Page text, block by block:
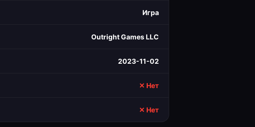
Игра
Outright Games LLC
2023-11-02
✕ Нет
✕ Нет